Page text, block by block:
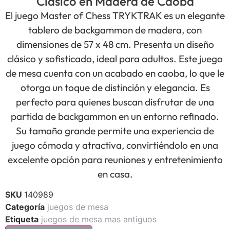
El juego Master of Chess TRYKTRAK es un elegante
tablero de backgammon de madera, con
dimensiones de 57 x 48 cm. Presenta un diseño
clásico y sofisticado, ideal para adultos. Este juego
de mesa cuenta con un acabado en caoba, lo que le
otorga un toque de distinción y elegancia. Es
perfecto para quienes buscan disfrutar de una
partida de backgammon en un entorno refinado.
Su tamaño grande permite una experiencia de
juego cómoda y atractiva, convirtiéndolo en una
excelente opción para reuniones y entretenimiento
en casa.
SKU 140989
Categoría juegos de mesa
Etiqueta juegos de mesa mas antiguos